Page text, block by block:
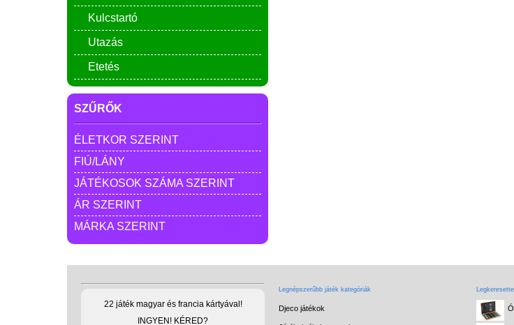
Kulcstartó
Utazás
Etetés
SZŰRŐK
ÉLETKOR SZERINT
FIÚ/LÁNY
JÁTÉKOSOK SZÁMA SZERINT
ÁR SZERINT
MÁRKA SZERINT
22 játék magyar és francia kártyával!
INGYEN! KÉRED?
Legnépszerűbb játék kategóriák
Djeco játékok